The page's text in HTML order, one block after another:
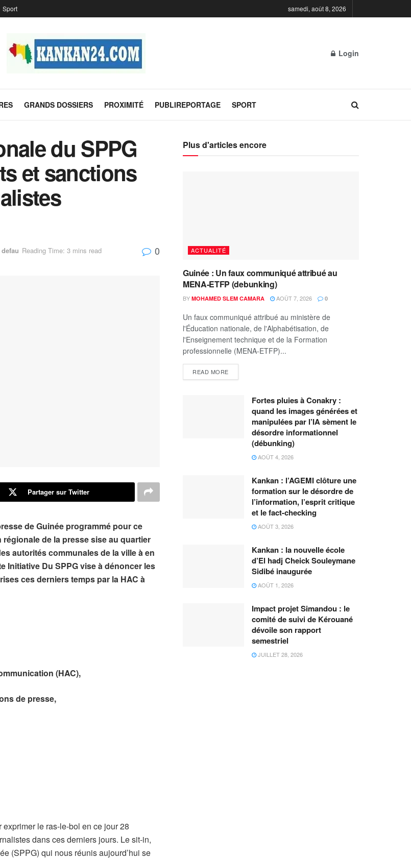
Sport samedi, août 8, 2026
Login
GRANDS DOSSIERS PROXIMITÉ PUBLIREPORTAGE SPORT
du SPPG
et sanctions
defau Reading Time: 3 mins read 0
Partager sur Twitter
de Guinée programmé pour ce
de la presse sise au quartier
autorités communales de la ville à en
Initiative Du SPPG vise à dénoncer les
ces derniers temps par la HAC à
(HAC),
de presse,
le ras-le-bol en ce jour 28
dans ces derniers jours. Le sit-in,
(SPPG) qui nous réunis aujourd’hui se
Plus d'articles encore
ACTUALITÉ
Guinée : Un faux communiqué attribué au
MENA-ETFP (debunking)
BY MOHAMED SLEM CAMARA AOÛT 7, 2026 0
Un faux communiqué attribué au ministère de
l'Éducation nationale, de l'Alphabétisation, de
l'Enseignement technique et de la Formation
professionnelle (MENA-ETFP)...
READ MORE
Fortes pluies à Conakry :
quand les images générées et
manipulées par l’IA sèment le
désordre informationnel
(débunking)
AOÛT 4, 2026
Kankan : l’AGEMI clôture une
formation sur le désordre de
l’information, l’esprit critique
et le fact-checking
AOÛT 3, 2026
Kankan : la nouvelle école
d’El hadj Cheick Souleymane
Sidibé inaugurée
AOÛT 1, 2026
Impact projet Simandou : le
comité de suivi de Kérouané
dévoile son rapport
semestriel
JUILLET 28, 2026